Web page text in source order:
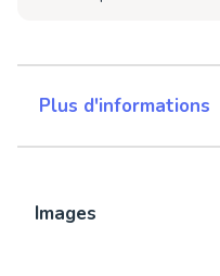
Plus d'informations
Images